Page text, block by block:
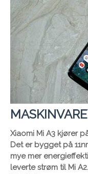
Xiaomi Mi A3 kjører
Det er bygget på
mye mer
leverte strøm til Mi